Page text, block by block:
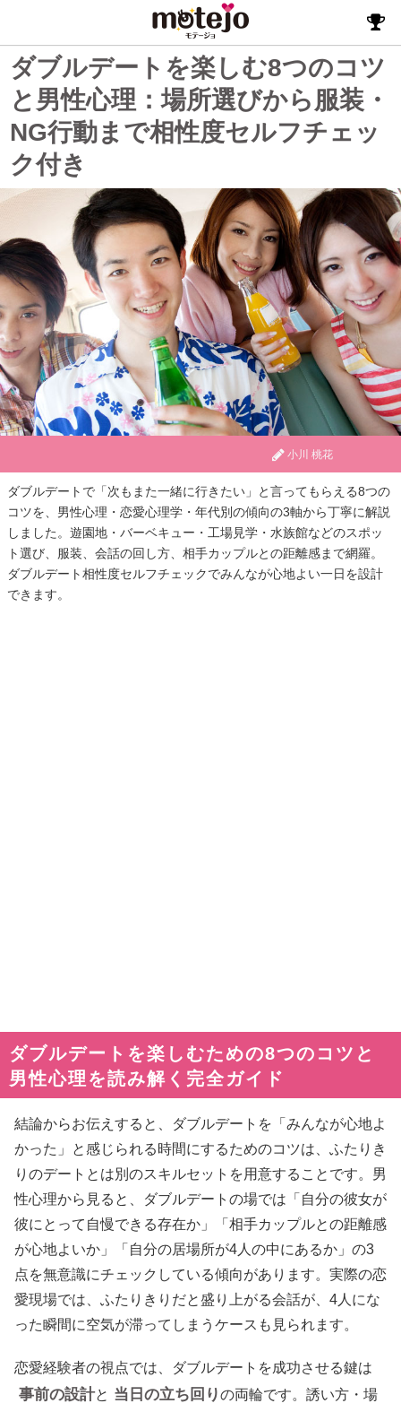
ダブルデートを楽しむ8つのコツ
と男性心理：場所選びから服装・
NG行動まで相性度セルフチェッ
ク付き
小川 桃花
ダブルデートで「次もまた一緒に行きたい」と言ってもらえる8つの
コツを、男性心理・恋愛心理学・年代別の傾向の3軸から丁寧に解説
しました。遊園地・バーベキュー・工場見学・水族館などのスポッ
ト選び、服装、会話の回し方、相手カップルとの距離感まで網羅。
ダブルデート相性度セルフチェックでみんなが心地よい一日を設計
できます。
ダブルデートを楽しむための8つのコツと
男性心理を読み解く完全ガイド
結論からお伝えすると、ダブルデートを「みんなが心地よ
かった」と感じられる時間にするためのコツは、ふたりき
りのデートとは別のスキルセットを用意することです。男
性心理から見ると、ダブルデートの場では「自分の彼女が
彼にとって自慢できる存在か」「相手カップルとの距離感
が心地よいか」「自分の居場所が4人の中にあるか」の3
点を無意識にチェックしている傾向があります。実際の恋
愛現場では、ふたりきりだと盛り上がる会話が、4人にな
った瞬間に空気が滞ってしまうケースも見られます。
恋愛経験者の視点では、ダブルデートを成功させる鍵は
事前の設計と 当日の立ち回りの両輪です。誘い方・場